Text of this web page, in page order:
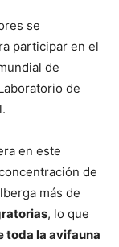
se
participar en el
de
de
en este
de
más de
, lo que
toda la avifauna